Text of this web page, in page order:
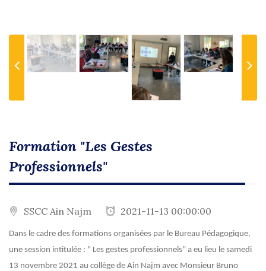
Previous Next
Formation "Les Gestes
Professionnels"
SSCC Ain Najm 2021-11-13 00:00:00
Dans le cadre des formations organisées par le Bureau Pédagogique,
une session intitulée : " Les gestes professionnels” a eu lieu le samedi
13 novembre 2021 au collège de Ain Najm avec Monsieur Bruno